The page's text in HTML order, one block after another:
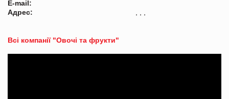
E-mail:
Адрес:
Всі компанії "Овочі та фрукти"